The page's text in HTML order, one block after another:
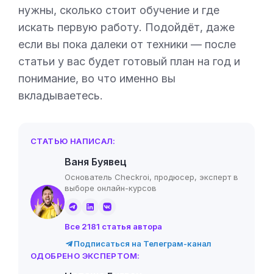
нужны, сколько стоит обучение и где
искать первую работу. Подойдёт, даже
если вы пока далеки от техники — после
статьи у вас будет готовый план на год и
понимание, во что именно вы
вкладываетесь.
СТАТЬЮ НАПИСАЛ:
Ваня Буявец
Основатель Checkroi, продюсер, эксперт в
выборе онлайн-курсов
Все 2181 статья автора
Подписаться на Телеграм-канал
ОДОБРЕНО ЭКСПЕРТОМ: